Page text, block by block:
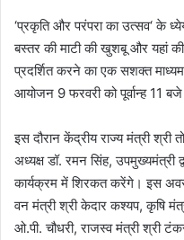
‘प्रकृति और परंपरा का उत्सव‘ के
बस्तर की माटी की खुशबू और यहां
प्रदर्शित करने का एक सशक्त
आयोजन 9 फरवरी को पूर्वान्ह 11
इस दौरान केंद्रीय राज्य मंत्री
अध्यक्ष डॉ. रमन सिंह, उपमुख्यमंत्री
कार्यक्रम में शिरकत करेंगे। इस
वन मंत्री श्री केदार कश्यप, कृषि
ओ.पी. चौधरी, राजस्व मंत्री श्री